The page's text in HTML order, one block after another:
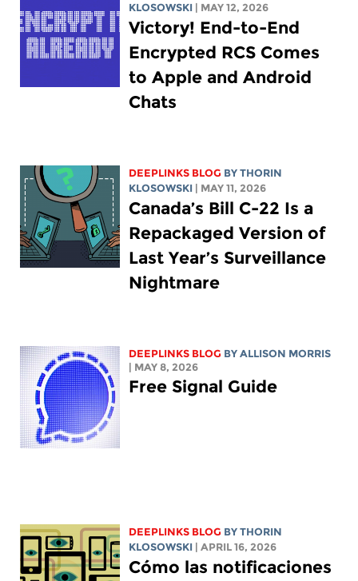
KLOSOWSKI
| MAY 12, 2026
Victory! End-to-End
Encrypted RCS Comes
to Apple and Android
Chats
DEEPLINKS BLOG BYTHORIN
KLOSOWSKI
| MAY 11, 2026
Canada’s Bill C-22 Is a
Repackaged Version of
Last Year’s Surveillance
Nightmare
DEEPLINKS BLOG BY ALLISON MORRIS
| MAY 8, 2026
Free Signal Guide
DEEPLINKS BLOG BYTHORIN
KLOSOWSKI
| APRIL 16, 2026
Cómo las notificaciones